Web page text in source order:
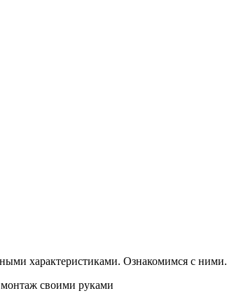
характеристиками. Ознакомимся с ними.